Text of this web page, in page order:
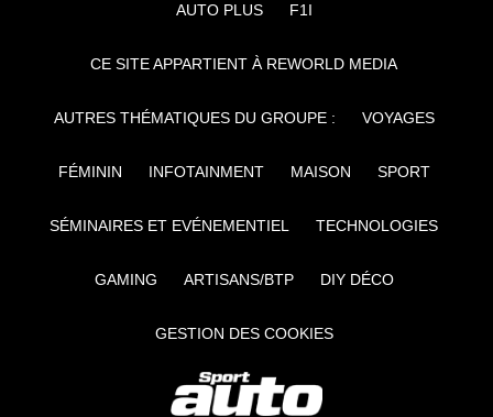
AUTO PLUS F1I
CE SITE APPARTIENT À REWORLD MEDIA
AUTRES THÉMATIQUES DU GROUPE : VOYAGES
FÉMININ INFOTAINMENT MAISON SPORT
SÉMINAIRES ET EVÉNEMENTIEL TECHNOLOGIES
GAMING ARTISANS/BTP DIY DÉCO
GESTION DES COOKIES